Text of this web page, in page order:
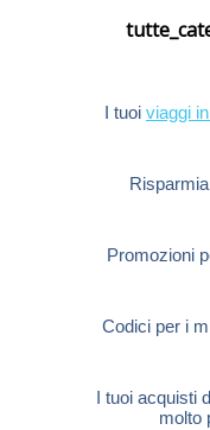
I tuoi viaggi
Promozioni
Codici per i
I tuoi acquisti
molto